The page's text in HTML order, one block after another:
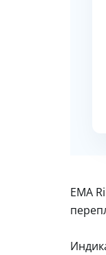
EMA